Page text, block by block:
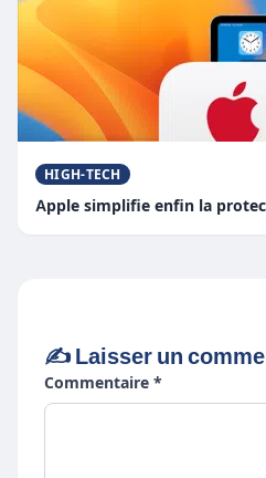
HIGH-TECH
Apple simplifie enfin la
✍️ Laisser un
Commentaire *